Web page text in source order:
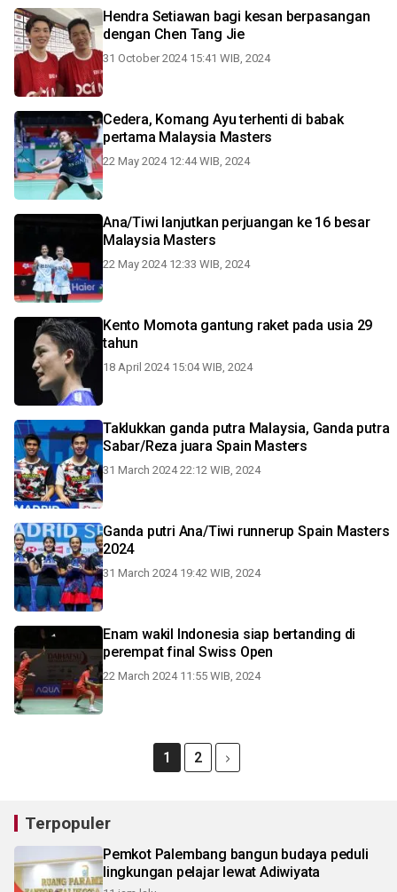
Hendra Setiawan bagi kesan berpasangan
dengan Chen Tang Jie
31 October 2024 15:41 WIB, 2024
Cedera, Komang Ayu terhenti di babak
pertama Malaysia Masters
22 May 2024 12:44 WIB, 2024
Ana/Tiwi lanjutkan perjuangan ke 16 besar
Malaysia Masters
22 May 2024 12:33 WIB, 2024
Kento Momota gantung raket pada usia 29
tahun
18 April 2024 15:04 WIB, 2024
Taklukkan ganda putra Malaysia, Ganda putra
Sabar/Reza juara Spain Masters
31 March 2024 22:12 WIB, 2024
Ganda putri Ana/Tiwi runnerup Spain Masters
2024
31 March 2024 19:42 WIB, 2024
Enam wakil Indonesia siap bertanding di
perempat final Swiss Open
22 March 2024 11:55 WIB, 2024
1 2
Terpopuler
Pemkot Palembang bangun budaya peduli
lingkungan pelajar lewat Adiwiyata